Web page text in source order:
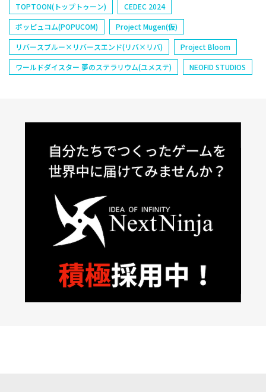
TOPTOON(トップトゥーン)
CEDEC 2024
ポッピュコム(POPUCOM)
Project Mugen(仮)
リバースブルー×リバースエンド(リバ×リバ)
Project Bloom
ワールドダイスター 夢のステラリウム(ユメステ)
NEOFID STUDIOS